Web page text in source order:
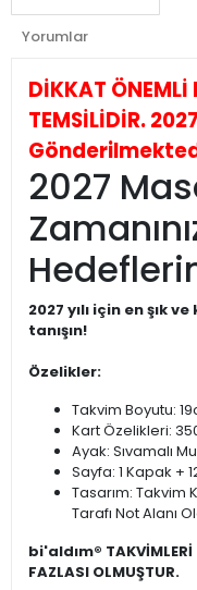
Yorumlar
DİKKAT ÖNEMLİ
TEMSİLİDİR.
2027
2027 yılı için en şık
tanışın!
Özelikler:
Takvim Boyutu:
Kart Özelikleri:
Ayak: Sıvamalı
Sayfa: 1 Kapak +
Tasarım: Takvim
Tarafı Not Alanı
bi'aldım® TAKVİMLERİ
FAZLASI OLMUŞTUR.